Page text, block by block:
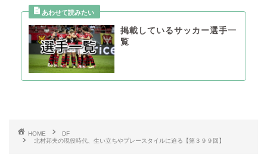
掲載しているサッカー選手一
覧
HOME
DF
北村邦夫の現役時代、生い立ちやプレースタイルに迫る【第３９９回】